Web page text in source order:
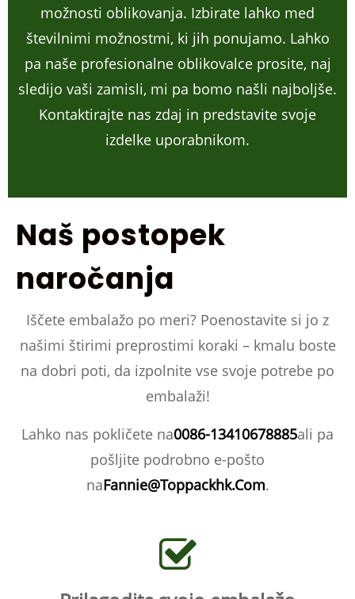
možnosti oblikovanja. Izbirate lahko med
številnimi možnostmi, ki jih ponujamo. Lahko
pa naše profesionalne oblikovalce prosite, naj
sledijo vaši zamisli, mi pa bomo našli najboljše.
Kontaktirajte nas zdaj in predstavite svoje
izdelke uporabnikom.
Naš postopek
naročanja
Iščete embalažo po meri? Poenostavite si jo z
našimi štirimi preprostimi koraki – kmalu boste
na dobri poti, da izpolnite vse svoje potrebe po
embalaži!
Lahko nas pokličete na0086-13410678885ali pa
pošljite podrobno e-pošto
naFannie@Toppackhk.Com.